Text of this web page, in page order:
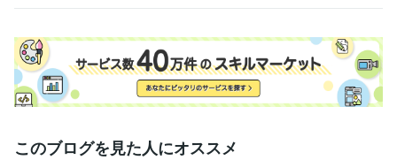
このブログを見た人にオススメ